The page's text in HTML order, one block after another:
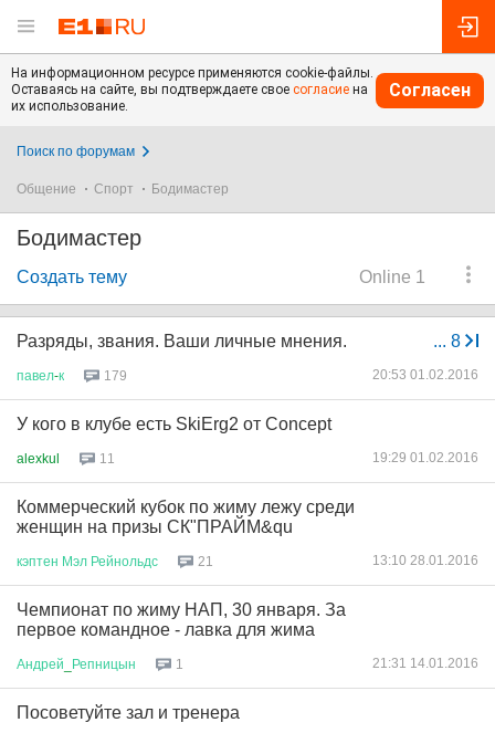
На информационном ресурсе применяются cookie-файлы.
Оставаясь на сайте, вы подтверждаете свое согласие на
их использование.
Согласен
Поиск по форумам
Общение Спорт Бодимастер
Бодимастер
Online 1
Создать тему
... 8
Разряды, звания. Ваши личные мнения.
павел-к 179 20:53 01.02.2016
У кого в клубе есть SkiErg2 от Concept
alexkul 11 19:29 01.02.2016
Коммерческий кубок по жиму лежу среди
женщин на призы СК"ПРАЙМ&qu
кэптен Мэл Рейнольдс 21 13:10 28.01.2016
Чемпионат по жиму НАП, 30 января. За
первое командное - лавка для жима
Андрей Репницын 1 21:31 14.01.2016
Посоветуйте зал и тренера